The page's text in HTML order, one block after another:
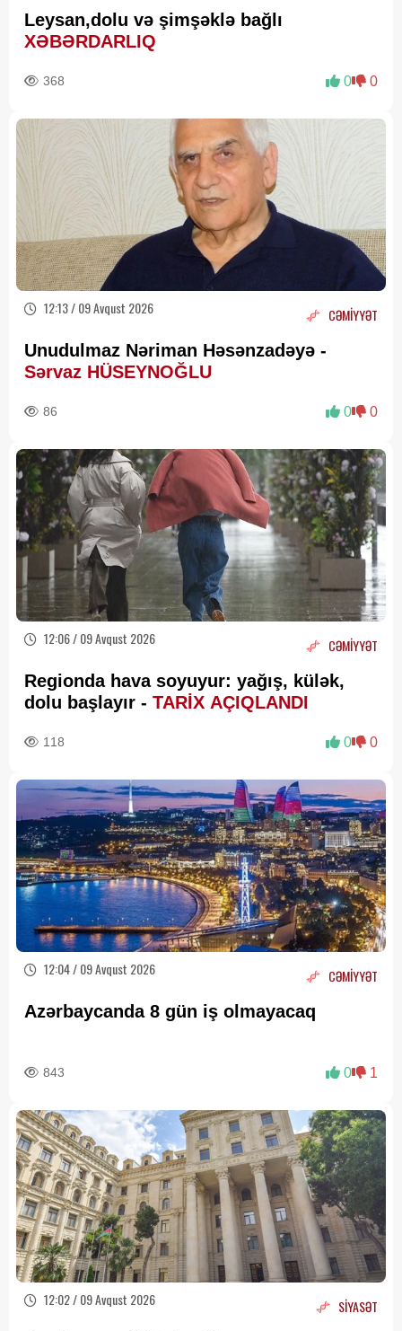
Leysan,dolu və şimşəklə bağlı
XƏBƏRDARLIQ
368 0 0
12:13 / 09 Avqust 2026 CƏMİYYƏT
Unudulmaz Nəriman Həsənzadəyə -
Sərvaz HÜSEYNOĞLU
86 0 0
12:06 / 09 Avqust 2026 CƏMİYYƏT
Regionda hava soyuyur: yağış, külək,
dolu başlayır - TARİX AÇIQLANDI
118 0 0
12:04 / 09 Avqust 2026 CƏMİYYƏT
Azərbaycanda 8 gün iş olmayacaq
843 0 1
12:02 / 09 Avqust 2026 SİYASƏT